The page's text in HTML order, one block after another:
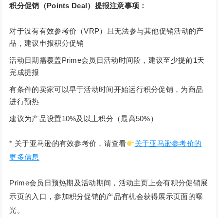
积分促销（Points Deal）提报注意事项：
对于没有有效参考价（VRP）且无法参与其他促销活动的产
品，建议申报积分促销
活动日期需覆盖Prime会员日活动时间段，建议至少提前1天
完成提报
有条件的卖家可以早于活动时间开始运行积分促销，为商品
进行预热
建议为产品设置10%及以上积分（最高50%）
* 关于亚马逊的有效参考价，请查看
关于亚马逊参考价的
更多信息
Prime会员日预热期及活动期间，活动主页上会有积分促销展
示页的入口，参加积分促销的产品有机会获得展示页面的曝
光。